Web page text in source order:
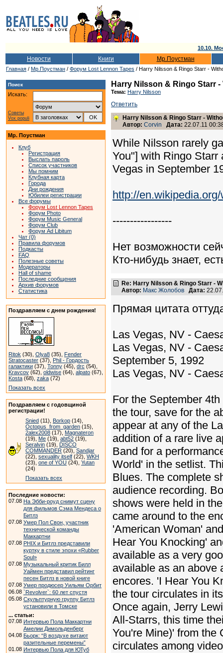
10.10.
Новости Книги Мр.Поустман
Главная / Мр.Поустман / Форум Lost Lennon Tapes / Harry Nilsson & Ringo Starr -
Поиск
Искать:
Советы
Vox populi
Мр. Поустман
Клуб
Регистрация
Выслать пароль
Список участников
Мы помним
Клубная карта
Города
Дни рождения
Юбилеи регистрации
Все форумы
Форум Lost Lennon Tapes
Форум Photo
Форум Music General
Форум Club
Форум Ad Libitum
Чат (0)
Правила форумов
Подкасты
FAQ
Полезные советы
Модераторы
Hall of shame
Последние сообщения
Архив форумов
Статистика
Поздравляем с днем рождения!
Ritok (30), Olya8 (35), Fender
Stratocaster (37), Phil - Гордость
галактики (37), Tonny (45), drc (54),
Kravcov (62), oldwise (64), alpato (67),
Kosta (68), zaka (72)
Показать всех
Поздравляем с годовщиной
регистрации!
Snied (11), Borkop (14),
Octopus_from_garden (15),
2alex2008 (17), Magnateron
(19), Me (19), abt52 (19),
Seralvin (19), DISCO
COMMANDER (20), Sandjar
(22), sexuality itself (22), WKH
(23), one of YOU (24), Yutan
(24)
Показать всех
Последние новости:
07.08 На Эбби-роуд снимут сцену
для фильмов Сэма Мендеса о
Битлз
07.08 Умер Пол Свон, участник
технической команды
Маккартни
07.08 PHIX и Битлз представили
куртку в стиле эпохи «Rubber
Soul»
07.08 Музыкальный критик Билл
Уаймен представил рейтинг
песен Битлз в новой книге
07.08 Умер продюсер Уильям Орбит
06.08 `Revolver`: 60 лет спустя
05.08 Скульптурную группу Битлз
установили в Томске
... статьи:
07.08 Интервью Пола Маккартни
Амелии Димольденберг
04.08 Бьорк: “В воздухе витают
разительные перемены”
01.08 Интервью Пола для ЮТуб
Harry Nilsson & Ringo Starr
Тема: Harry Nilsson
Ответить
Harry Nilsson & Ringo Starr -
Автор: Corvin Дата: 22.07.11
While Nilsson rarely
You"] with Ringo Starr
Vegas in September
http://
-----------------
Нет возможности
Кто-нибудь знает,
Re: Harry Nilsson & Ringo Starr -
Автор: Макс Жолобов Дата:
Прямая цитата
Las Vegas, NV -
Las Vegas, NV -
September 5, 1992
Las Vegas, NV -
For the September
the tour, save for the
appear at any of the
addition of a rare live
Band for a
World' in the setlist.
Blues. The complete
audience recording.
shows were held in
came around to the
'American Woman'
Hear You Knocking'
available as a very
available as an above
encores. 'I Hear You
the tour circulates in
Once again, Jerry
All-Starrs, this time
You're Mine)' from the
circulates among